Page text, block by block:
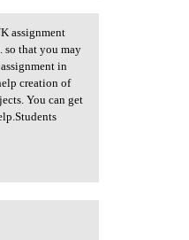
assignment
so that you may
in
creation of
You can get